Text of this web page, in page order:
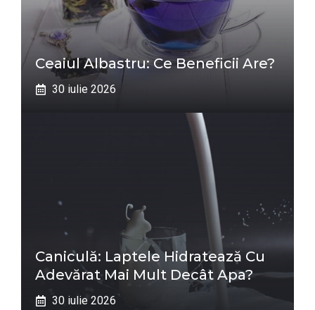
Ceaiul Albastru: Ce Beneficii Are?
30 iulie 2026
Caniculă: Laptele Hidratează Cu
Adevărat Mai Mult Decât Apa?
30 iulie 2026